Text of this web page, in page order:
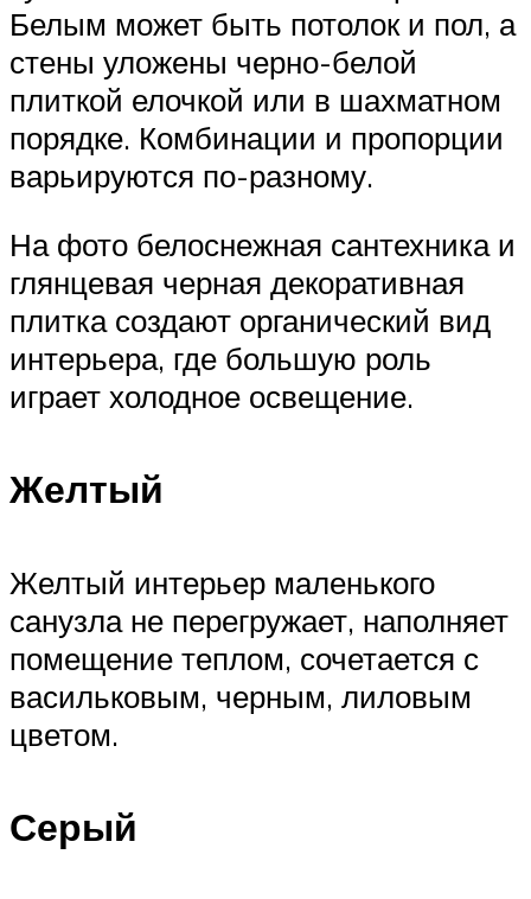
Белым может быть потолок и пол, а
стены уложены черно-белой
плиткой елочкой или в шахматном
порядке. Комбинации и пропорции
варьируются по-разному.
На фото белоснежная сантехника и
глянцевая черная декоративная
плитка создают органический вид
интерьера, где большую роль
играет холодное освещение.
Желтый
Желтый интерьер маленького
санузла не перегружает, наполняет
помещение теплом, сочетается с
васильковым, черным, лиловым
цветом.
Серый